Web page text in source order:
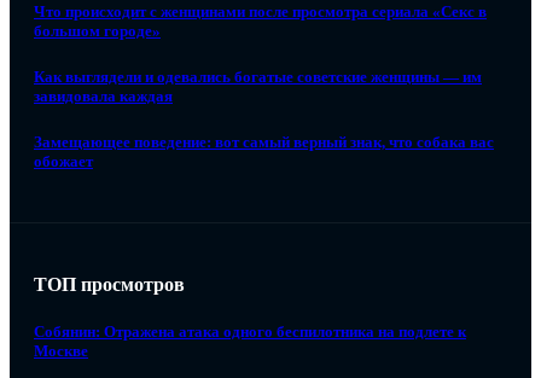
Что происходит с женщинами после просмотра сериала «Секс в
большом городе»
Как выглядели и одевались богатые советские женщины — им
завидовала каждая
Замещающее поведение: вот самый верный знак, что собака вас
обожает
ТОП просмотров
Собянин: Отражена атака одного беспилотника на подлете к
Москве